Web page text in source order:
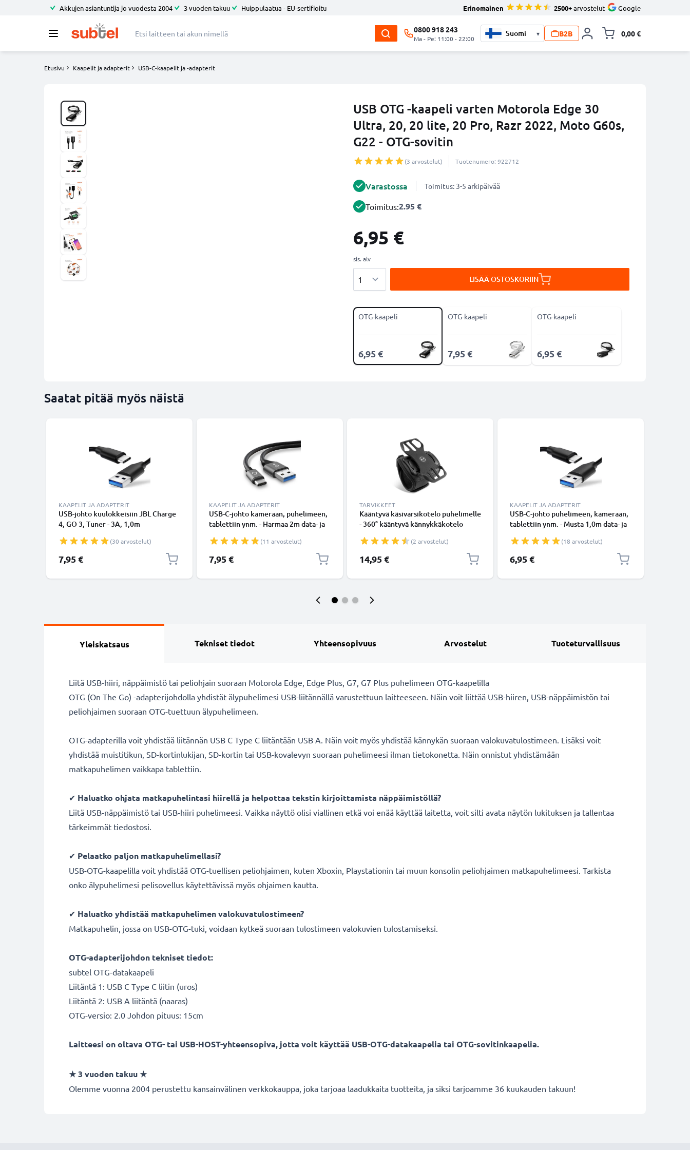
Akkujen asiantuntija jo vuodesta 2004 3 vuoden takuu Huippulaatua - EU-sertifioitu Erinomainen 2500+arvostelut Google
0800 918 243
Ma - Pe: 11:00 - 22:00
▾ B2B 0,00 €
Etusivu Kaapelit ja adapterit USB-C-kaapelit ja -adapterit
USB OTG -kaapeli varten Motorola Edge 30
Ultra, 20, 20 lite, 20 Pro, Razr 2022, Moto G60s,
G22 - OTG-sovitin
(3 arvostelut) Tuotenumero: 922712
Varastossa Toimitus: 3-5 arkipäivää
Toimitus:2.95 €
6,95 €
sis. alv
LISÄÄ OSTOSKORIIN
OTG-kaapeli
6,95 €
OTG-kaapeli
7,95 €
OTG-kaapeli
6,95 €
Saatat pitää myös näistä
KAAPELIT JA ADAPTERIT
USB-johto kuulokkeisiin JBL Charge
4, GO 3, Tuner - 3A, 1,0m
(30 arvostelut)
7,95 €
KAAPELIT JA ADAPTERIT
USB-C-johto kameraan, puhelimeen,
tablettiin ynm. - Harmaa 2m data- ja
(11 arvostelut)
7,95 €
TARVIKKEET
Kääntyvä käsivarsikotelo puhelimelle
- 360° kääntyvä kännykkäkotelo
(2 arvostelut)
14,95 €
KAAPELIT JA ADAPTERIT
USB-C-johto puhelimeen, kameraan,
tablettiin ynm. - Musta 1,0m data- ja
(18 arvostelut)
6,95 €
Yleiskatsaus Tekniset tiedot Yhteensopivuus Arvostelut Tuoteturvallisuus
Liitä USB-hiiri, näppäimistö tai peliohjain suoraan Motorola Edge, Edge Plus, G7, G7 Plus puhelimeen OTG-kaapelilla
OTG (On The Go) -adapterijohdolla yhdistät älypuhelimesi USB-liitännällä varustettuun laitteeseen. Näin voit liittää USB-hiiren, USB-näppäimistön tai
peliohjaimen suoraan OTG-tuettuun älypuhelimeen.
OTG-adapterilla voit yhdistää liitännän USB C Type C liitäntään USB A. Näin voit myös yhdistää kännykän suoraan valokuvatulostimeen. Lisäksi voit
yhdistää muistitikun, SD-kortinlukijan, SD-kortin tai USB-kovalevyn suoraan puhelimeesi ilman tietokonetta. Näin onnistut yhdistämään
matkapuhelimen vaikkapa tablettiin.
✔ Haluatko ohjata matkapuhelintasi hiirellä ja helpottaa tekstin kirjoittamista näppäimistöllä?
Liitä USB-näppäimistö tai USB-hiiri puhelimeesi. Vaikka näyttö olisi viallinen etkä voi enää käyttää laitetta, voit silti avata näytön lukituksen ja tallentaa
tärkeimmät tiedostosi.
✔ Pelaatko paljon matkapuhelimellasi?
USB-OTG-kaapelilla voit yhdistää OTG-tuellisen peliohjaimen, kuten Xboxin, Playstationin tai muun konsolin peliohjaimen matkapuhelimeesi. Tarkista
onko älypuhelimesi pelisovellus käytettävissä myös ohjaimen kautta.
✔ Haluatko yhdistää matkapuhelimen valokuvatulostimeen?
Matkapuhelin, jossa on USB-OTG-tuki, voidaan kytkeä suoraan tulostimeen valokuvien tulostamiseksi.
OTG-adapterijohdon tekniset tiedot:
subtel OTG-datakaapeli
Liitäntä 1: USB C Type C liitin (uros)
Liitäntä 2: USB A liitäntä (naaras)
OTG-versio: 2.0 Johdon pituus: 15cm
Laitteesi on oltava OTG- tai USB-HOST-yhteensopiva, jotta voit käyttää USB-OTG-datakaapelia tai OTG-sovitinkaapelia.
★ 3 vuoden takuu ★
Olemme vuonna 2004 perustettu kansainvälinen verkkokauppa, joka tarjoaa laadukkaita tuotteita, ja siksi tarjoamme 36 kuukauden takuun!